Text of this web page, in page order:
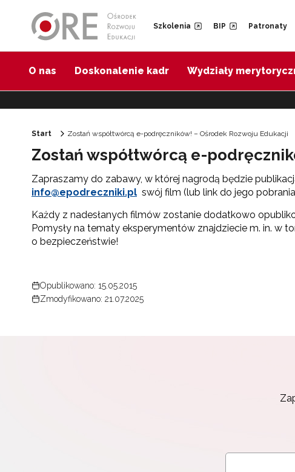
Szkolenia BIP Patronaty
O nas Doskonalenie kadr Wydziały
Start Zostań współtwórcą e-podręczników! – Ośrodek Rozwoju Edukacji
Zostań współtwórcą e-
Zapraszamy do zabawy, w której nagrodą będzie
info@epodreczniki.pl swój film (lub link do jego
Każdy z nadesłanych filmów zostanie dodatkowo
Pomysły na tematy eksperymentów znajdziecie m. in. w
o bezpieczeństwie!
Opublikowano: 15.05.2015
Zmodyfikowano: 21.07.2025